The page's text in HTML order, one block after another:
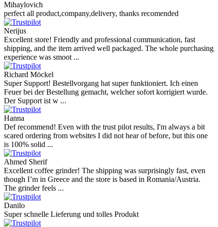
Mihaylovich
perfect all product,company,delivery, thanks recomended
Nerijus
Excellent store! Friendly and professional communication, fast
shipping, and the item arrived well packaged. The whole purchasing
experience was smoot ...
Richard Möckel
Super Support! Bestellvorgang hat super funktioniert. Ich einen
Feuer bei der Bestellung gemacht, welcher sofort korrigiert wurde.
Der Support ist w ...
Hanna
Def recommend! Even with the trust pilot results, I'm always a bit
scared ordering from websites I did not hear of before, but this one
is 100% solid ...
Ahmed Sherif
Excellent coffee grinder! The shipping was surprisingly fast, even
though I’m in Greece and the store is based in Romania/Austria.
The grinder feels ...
Danilo
Super schnelle Lieferung und tolles Produkt